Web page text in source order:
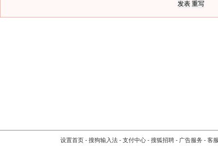
设置首页 - 搜狗输入法 - 支付中心 - 搜狐招聘 - 广告服务 - 客